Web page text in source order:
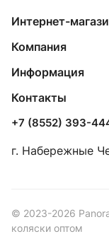
Интернет-
Компания
Информация
Контакты
+7 (8552) 393-
г. Набережные
© 2023-2026
коляски оптом